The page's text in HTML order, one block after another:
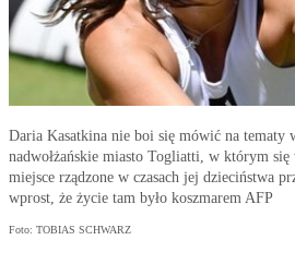
Daria Kasatkina nie boi się mówić na tematy
nadwołżańskie miasto Togliatti, w którym się
miejsce rządzone w czasach jej dzieciństwa
wprost, że życie tam było koszmarem AFP
Foto: TOBIAS SCHWARZ